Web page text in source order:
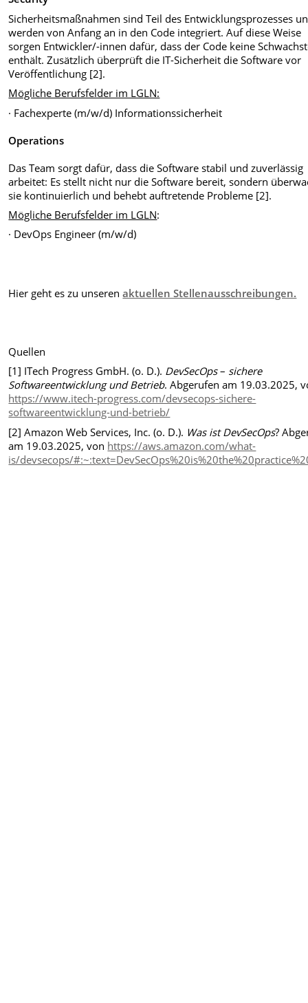
Sicherheitsmaßnahmen sind Teil des Entwicklungsprozesses
werden von Anfang an in den Code integriert. Auf diese Weise
sorgen Entwickler/-innen dafür, dass der Code keine
enthält. Zusätzlich überprüft die IT-Sicherheit die Software vor
Veröffentlichung [2].
Mögliche Berufsfelder im LGLN:
· Fachexperte (m/w/d) Informationssicherheit
Operations
Das Team sorgt dafür, dass die Software stabil und zuverlässig
arbeitet: Es stellt nicht nur die Software bereit, sondern
sie kontinuierlich und behebt auftretende Probleme [2].
Mögliche Berufsfelder im LGLN:
· DevOps Engineer (m/w/d)
Hier geht es zu unserenaktuellen Stellenausschreibungen.
Quellen
[1] ITech Progress GmbH. (o. D.). DevSecOps– sichere
Softwareentwicklung und Betrieb. Abgerufen am 19.03.2025,
https://www.itech-progress.com/devsecops-sichere-
softwareentwicklung-und-betrieb/
[2] Amazon Web Services, Inc. (o. D.). Was ist DevSecOps?
am 19.03.2025, von https://aws.amazon.com/what-
is/devsecops/